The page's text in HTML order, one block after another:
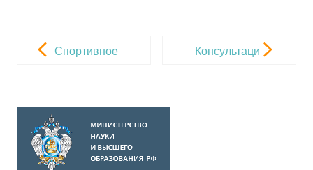
записям
Спортивное
соблюдать
положено”
Консультаци